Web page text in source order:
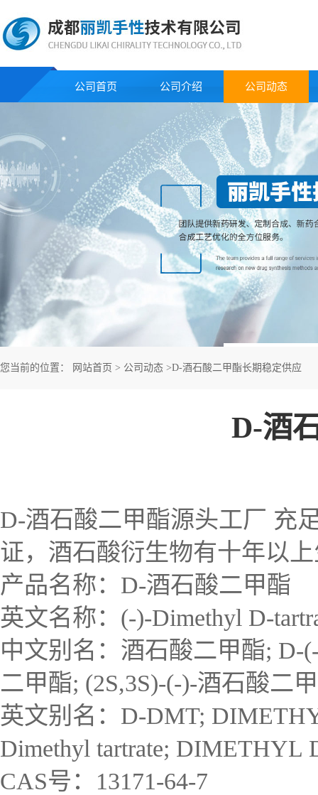
公司首页 公司介绍 公司动态
您当前的位置： 网站首页 > 公司动态 >D-酒石酸二甲酯长期稳定供应
D-酒
D-酒石酸二甲酯源头工厂 充
证，酒石酸衍生物有十年以
产品名称：D-酒石酸二甲酯
英文名称：(-)-Dimethyl D-
中文别名：酒石酸二甲酯;
二甲酯; (2S,3S)-(-)-酒石酸二
英文别名：D-DMT;
Dimethyl tartrate; DIMETHYL
CAS号：13171-64-7